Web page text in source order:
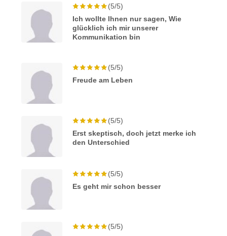
(5/5)
Ich wollte Ihnen nur sagen, Wie
glücklich ich mir unserer
Kommunikation bin
(5/5)
Freude am Leben
(5/5)
Erst skeptisch, doch jetzt merke ich
den Unterschied
(5/5)
Es geht mir schon besser
(5/5)